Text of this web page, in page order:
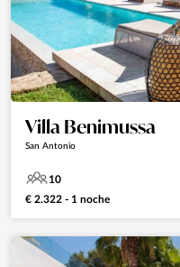
Villa Benimussa
San Antonio
10
€ 2.322 - 1 noche